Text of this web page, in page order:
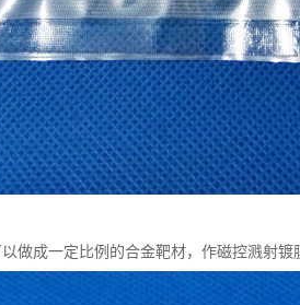
做成一定比例的合金靶材，作磁控溅射镀